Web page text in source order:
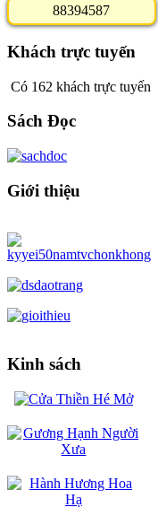
88394587
Khách trực tuyến
Có 162 khách trực tuyến
Sách Đọc
Giới thiệu
Kinh sách